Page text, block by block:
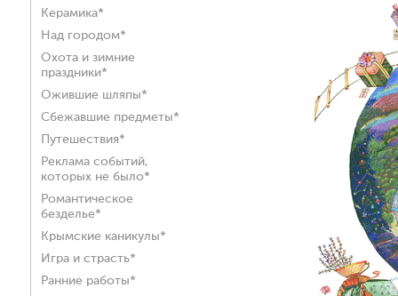
Керамика*
Над городом*
Охота и зимние
праздники*
Ожившие шляпы*
Сбежавшие предметы*
Путешествия*
Реклама событий,
которых не было*
Романтическое
безделье*
Крымские каникулы*
Игра и страсть*
Ранние работы*